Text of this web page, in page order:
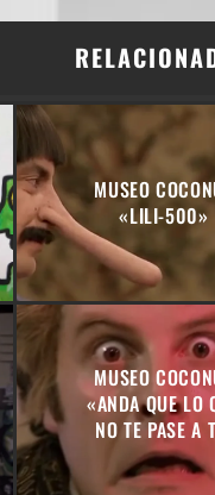
MUSEO
«LILI-500»
MUSEO
«ANDA QUE LO
NO TE PASE A